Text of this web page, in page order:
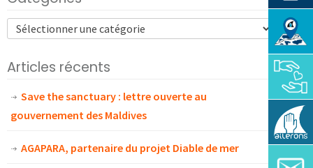
Articles récents
Save the sanctuary : lettre ouverte au
gouvernement des Maldives
AGAPARA, partenaire du projet Diable de mer